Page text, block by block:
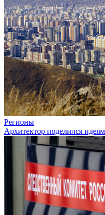
Регионы
Архитектор поделился